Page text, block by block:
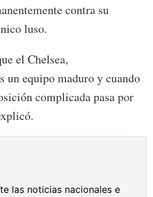
contra su
luso.
el Chelsea,
un equipo maduro y cuando
complicada pasa por
las noticias nacionales e